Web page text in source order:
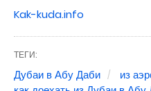
Kak-kuda.info
ТЕГИ:
Дубаи в Абу Даби
из